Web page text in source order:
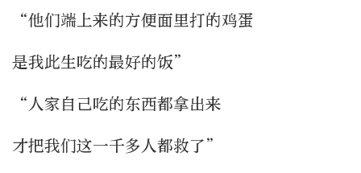
“他们端上来的方便面里打的鸡蛋
是我此生吃的最好的饭”
“人家自己吃的东西都拿出来
才把我们这一千多人都救了”